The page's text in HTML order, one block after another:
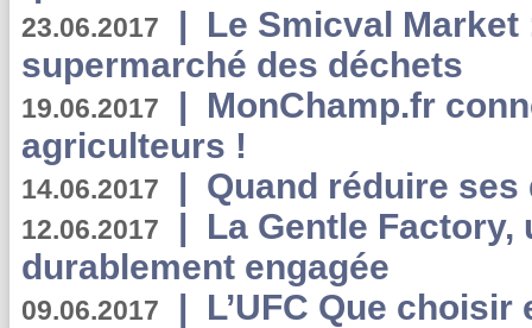
23.06.2017 | Le Smicval
supermarché des déchets
19.06.2017 | MonChamp.fr
agriculteurs !
14.06.2017 | Quand réduire
12.06.2017 | La Gentle
durablement engagée
09.06.2017 | L’UFC Que